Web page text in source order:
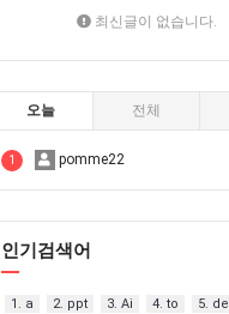
최신글이 없습니다.
오늘 전체
1 pomme22
인기검색어
1. a 2. ppt 3. Ai 4. to 5. de